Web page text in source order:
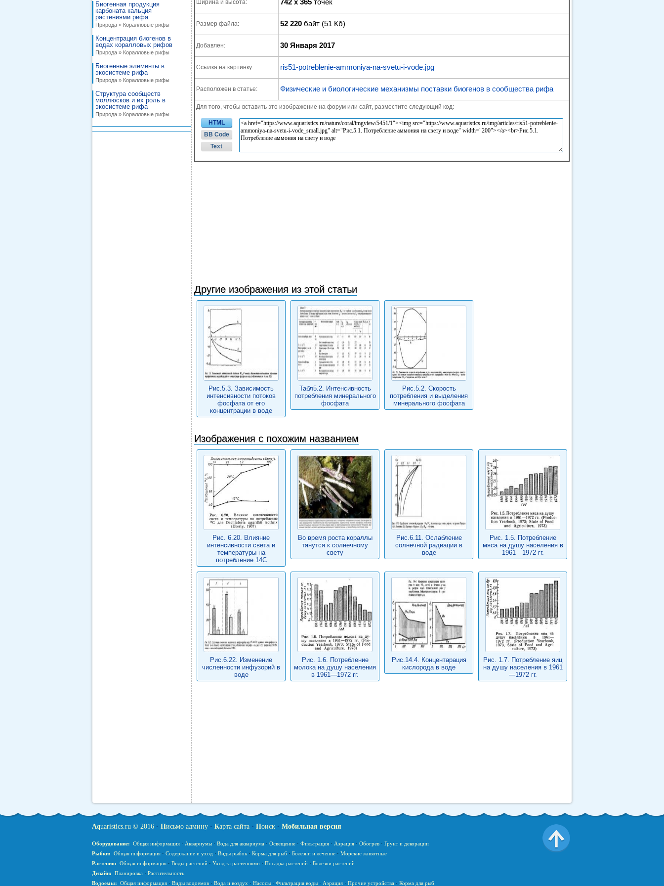
Биогенная продукция
карбоната кальция
растениями рифа
Природа » Коралловые рифы
Концентрация биогенов в
водах коралловых рифов
Природа » Коралловые рифы
Биогенные элементы в
экосистеме рифа
Природа » Коралловые рифы
Структура сообществ
моллюсков и их роль в
экосистеме рифа
Природа » Коралловые рифы
Ширина и высота: 742 x 365 точек
Размер файла: 52 220 байт (51 Кб)
Добавлен: 30 Января 2017
Ссылка на картинку: ris51-potreblenie-ammoniya-na-svetu-i-vode.jpg
Расположен в статье: Физические и биологические механизмы поставки биогенов в сообщества рифа
Для того, чтобы вставить это изображение на форум или сайт, разместите следующий код:
HTML
BB Code
Text
Другие изображения из этой статьи
Рис.5.3. Зависимость
интенсивности потоков
фосфата от его
концентрации в воде
Табл5.2. Интенсивность
потребления минерального
фосфата
Рис.5.2. Скорость
потребления и выделения
минерального фосфата
Изображения с похожим названием
Рис. 6.20. Влияние
интенсивности света и
температуры на
потребление 14С
Во время роста кораллы
тянутся к солнечному
свету
Рис.6.11. Ослабление
солнечной радиации в
воде
Рис. 1.5. Потребление
мяса на душу населения в
1961—1972 гг.
Рис.6.22. Изменение
численности инфузорий в
воде
Рис. 1.6. Потребление
молока на душу населения
в 1961—1972 гг.
Рис.14.4. Концентарация
кислорода в воде
Рис. 1.7. Потребление яиц
на душу населения в 1961
—1972 гг.
Aquaristics.ru © 2016• Письмо админу• Карта сайта• Поиск• Мобильная версия
Оборудование: Общая информация· Аквариумы· Вода для аквариума· Освещение· Фильтрация· Аэрация· Обогрев· Грунт и декорации
Рыбки: Общая информация· Содержание и уход · Виды рыбок· Корма для рыб· Болезни и лечение· Морские животные
Растения: Общая информация· Виды растений· Уход за растениями· Посадка растений· Болезни растений
Дизайн: Планировка· Растительность
Водоемы: Общая информация· Виды водоемов· Вода и воздух · Насосы· Фильтрация воды· Аэрация· Прочие устройства· Корма для рыб